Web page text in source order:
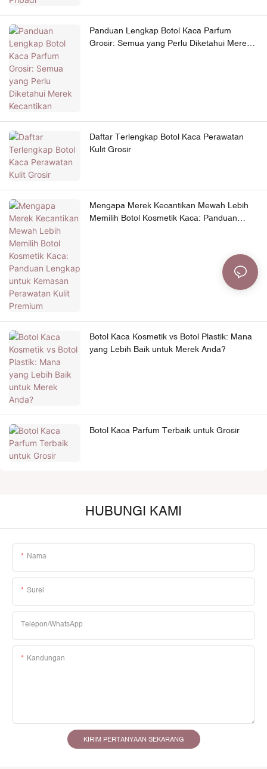
Panduan Lengkap Botol Kaca Parfum
Grosir: Semua yang Perlu Diketahui Merek
Daftar Terlengkap Botol Kaca Perawatan
Kulit Grosir
Mengapa Merek Kecantikan Mewah Lebih
Memilih Botol Kosmetik Kaca: Panduan
Botol Kaca Kosmetik vs Botol Plastik: Mana
yang Lebih Baik untuk Merek Anda?
Botol Kaca Parfum Terbaik untuk Grosir
HUBUNGI KAMI
Nama
Surel
Telepon/WhatsApp
Kandungan
KIRIM PERTANYAAN SEKARANG